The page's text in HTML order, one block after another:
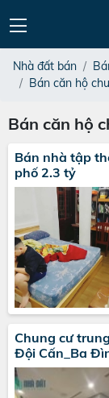
Nhà đất bán
Bán căn hộ
Bán căn hộ
Bán nhà tập
phố 2.3 tỷ
Chung cư
Đội Cấn_Ba